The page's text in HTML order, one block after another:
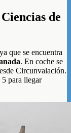
de
que se encuentra
. En coche se
Circunvalación.
5 para llegar